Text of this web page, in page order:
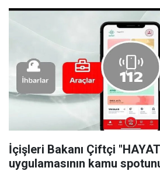
İçişleri Bakanı Çiftçi
uygulamasının kamu